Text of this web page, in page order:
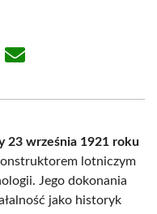
Share
23 września 1921 roku
lotniczym
Jego dokonania
jako historyk